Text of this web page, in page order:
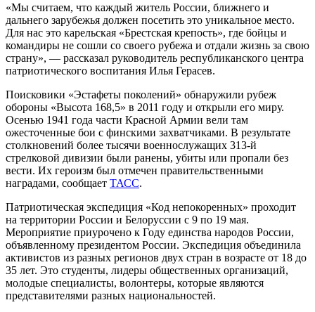
«Мы считаем, что каждый житель России, ближнего и
дальнего зарубежья должен посетить это уникальное место.
Для нас это карельская «Брестская крепость», где бойцы и
командиры не сошли со своего рубежа и отдали жизнь за свою
страну», — рассказал руководитель республиканского центра
патриотического воспитания Илья Герасев.
Поисковики «Эстафеты поколений» обнаружили рубеж
обороны «Высота 168,5» в 2011 году и открыли его миру.
Осенью 1941 года части Красной Армии вели там
ожесточенные бои с финскими захватчиками. В результате
столкновений более тысячи военнослужащих 313-й
стрелковой дивизии были ранены, убиты или пропали без
вести. Их героизм был отмечен правительственными
наградами, сообщает ТАСС.
Патриотическая экспедиция «Код непокоренных» проходит
на территории России и Белоруссии с 9 по 19 мая.
Мероприятие приурочено к Году единства народов России,
объявленному президентом России. Экспедиция объединила
активистов из разных регионов двух стран в возрасте от 18 до
35 лет. Это студенты, лидеры общественных организаций,
молодые специалисты, волонтеры, которые являются
представителями разных национальностей.